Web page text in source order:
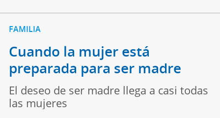
FAMILIA
Cuando la mujer está
preparada para ser madre
El deseo de ser madre llega a casi todas
las mujeres